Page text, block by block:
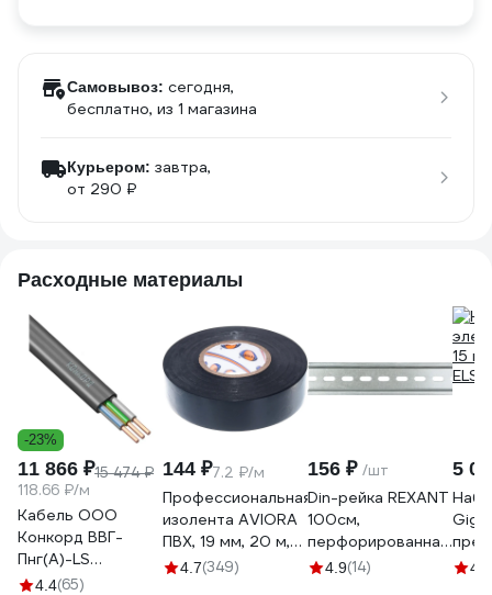
Самовывоз: сегодня,
бесплатно, из 1 магазина
Курьером: завтра,
от 290 ₽
Расходные материалы
-23%
11 866 ₽15 474 ₽
118.66 ₽/м
Кабель ООО
Конкорд ВВГ-
Пнг(А)-LS
3x2,5ок(N, PE) -
4.4(65)
144 ₽7.2 ₽/м
Профессиональная
изолента AVIORA
ПВХ, 19 мм, 20 м,
черная 305-030
4.7(349)
156 ₽ /шт
Din-рейка REXANT
100см,
перфорированная,
оцинкованная 12-
4.9(14)
5
4.4